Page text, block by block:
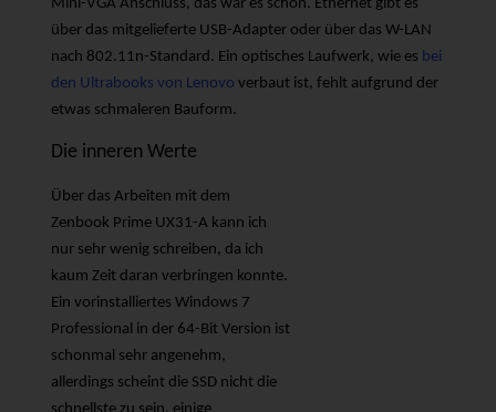
über das mitgelieferte USB-Adapter oder über das W-LAN
nach 802.11n-Standard. Ein optisches Laufwerk, wie es bei
den Ultrabooks von Lenovo verbaut ist, fehlt aufgrund der
etwas schmaleren Bauform.
Die inneren Werte
Über das Arbeiten mit dem
Zenbook Prime UX31-A kann ich
nur sehr wenig schreiben, da ich
kaum Zeit daran verbringen konnte.
Ein vorinstalliertes Windows 7
Professional in der 64-Bit Version ist
schonmal sehr angenehm,
allerdings scheint die SSD nicht die